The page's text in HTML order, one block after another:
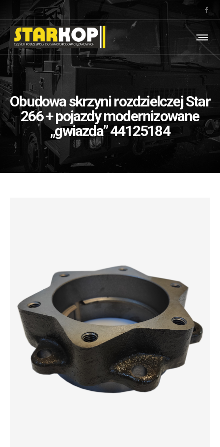
Obudowa skrzyni rozdzielczej Star
266 + pojazdy modernizowane
„gwiazda” 44125184